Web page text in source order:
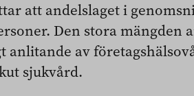
att andelslaget i
Den stora mängden
anlitande av
sjukvård.